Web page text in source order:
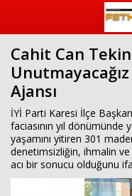
beylikdüzü
escort
bayan
beylikdüzü
escort
bayan
escort
beylikdüzü
beylikdüzü
escort
Cahit Can
Ajansı
İYİ Parti Karesi İlçe
faciasının yıl dönümünde
yaşamını yitiren 301
denetimsizliğin, ihmalin ve
acı bir sonucu olduğunu